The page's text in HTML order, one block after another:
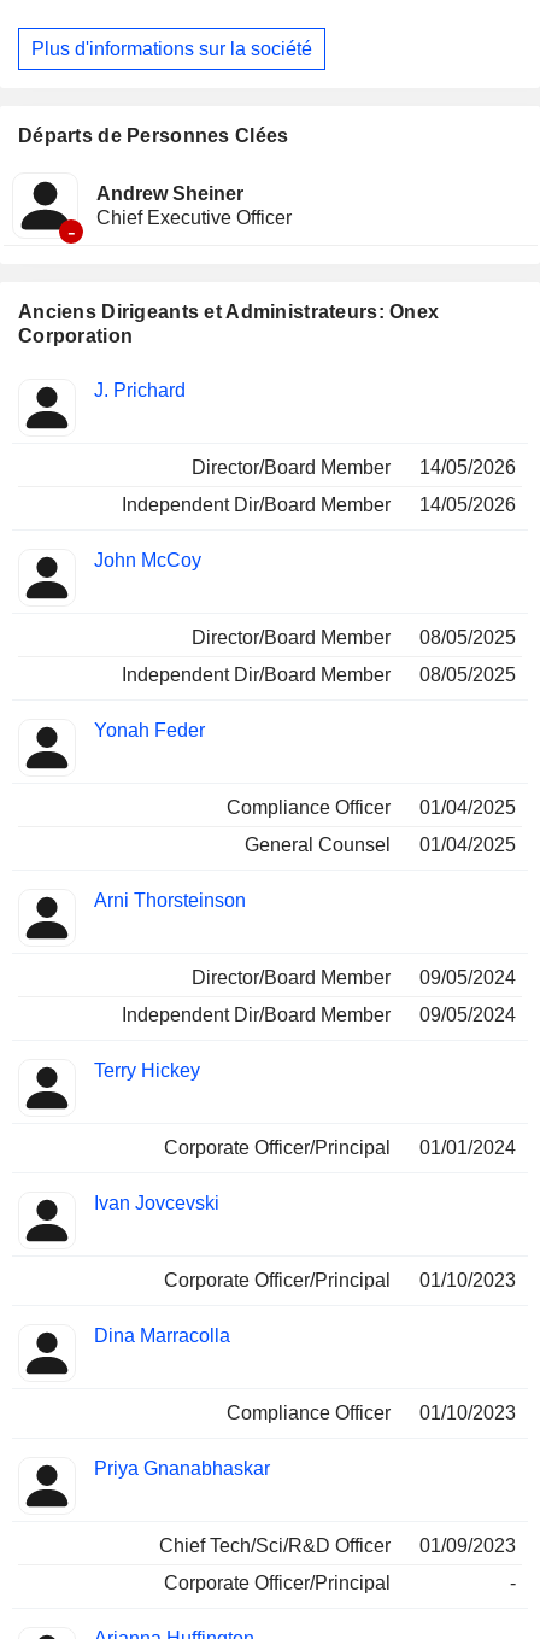
Anciens Dirigeants et Administrateurs: Onex
Corporation
Insider
Fonctions
J. Prichard
Director/Board Member
14/05/2026
Independent Dir/Board Member
14/05/2026
John McCoy
Director/Board Member
08/05/2025
Independent Dir/Board Member
08/05/2025
Yonah Feder
Compliance Officer
01/04/2025
General Counsel
01/04/2025
Arni Thorsteinson
Director/Board Member
09/05/2024
Independent Dir/Board Member
09/05/2024
Terry Hickey
Corporate Officer/Principal 01/01/2024
Ivan Jovcevski
Corporate Officer/Principal 01/10/2023
Dina Marracolla
Compliance Officer 01/10/2023
Priya Gnanabhaskar
Chief Tech/Sci/R&D Officer
01/09/2023
Corporate Officer/Principal
-
investissement : Onex Partners et ONCAP. De même, dans
le domaine du crédit, elle lève et investit des capitaux dans
un large éventail de clients internationaux, notamment des
des banques, des compagnies d’assurance, des family
offices et des particuliers fortunés.
Plus d'informations sur la société
Départs de Personnes Clées
-
Andrew Sheiner
Chief Executive Officer